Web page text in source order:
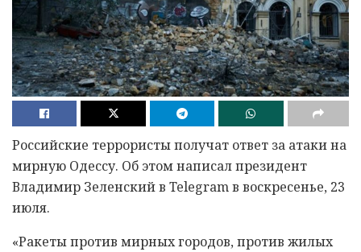
Российские террористы получат ответ за атаки на
мирную Одессу. Об этом написал президент
Владимир Зеленский в Telegram в воскресенье, 23
июля.
«Ракеты против мирных городов, против жилых